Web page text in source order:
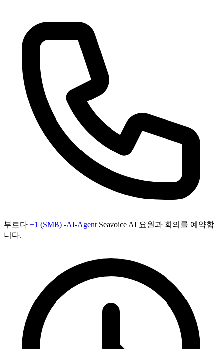
부르다 +1 (SMB) -AI-Agent Seavoice AI 요원과 회의를 예약합
니다.